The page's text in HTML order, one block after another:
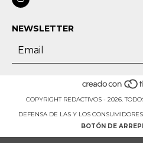
NEWSLETTER
COPYRIGHT REDACTIVOS - 2026.
DEFENSA DE LAS Y LOS
BOTÓN DE